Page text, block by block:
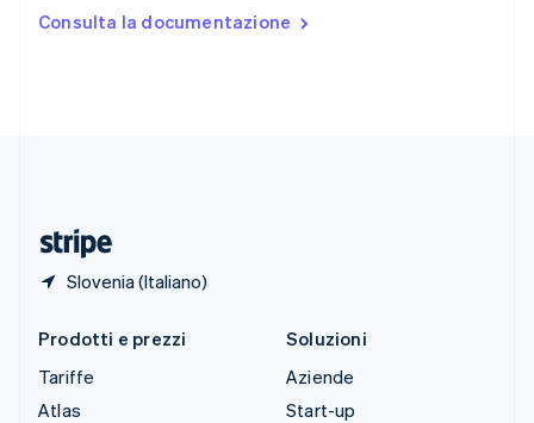
Consulta la documentazione
Slovenia (Italiano)
English Español简体中文
Prodotti e prezzi
Tariffe
Atlas
Soluzioni
Aziende
Start-up